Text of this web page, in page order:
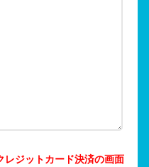
ジットカード決済の画面